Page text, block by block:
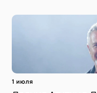
1 июля